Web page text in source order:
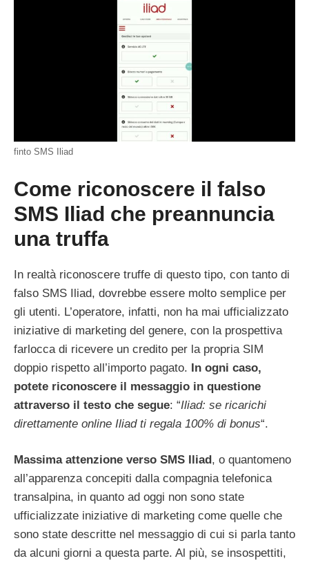
finto SMS Iliad
Come riconoscere il falso
SMS Iliad che preannuncia
una truffa
In realtà riconoscere truffe di questo tipo, con tanto di
falso SMS Iliad, dovrebbe essere molto semplice per
gli utenti. L’operatore, infatti, non ha mai ufficializzato
iniziative di marketing del genere, con la prospettiva
farlocca di ricevere un credito per la propria SIM
doppio rispetto all’importo pagato. In ogni caso,
potete riconoscere il messaggio in questione
attraverso il testo che segue: “Iliad: se ricarichi
direttamente online Iliad ti regala 100% di bonus“.
Massima attenzione verso SMS Iliad, o quantomeno
all’apparenza concepiti dalla compagnia telefonica
transalpina, in quanto ad oggi non sono state
ufficializzate iniziative di marketing come quelle che
sono state descritte nel messaggio di cui si parla tanto
da alcuni giorni a questa parte. Al più, se insospettiti,